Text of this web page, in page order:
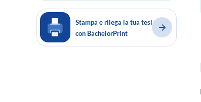
Stampa e rilega la tua tesi
con BachelorPrint